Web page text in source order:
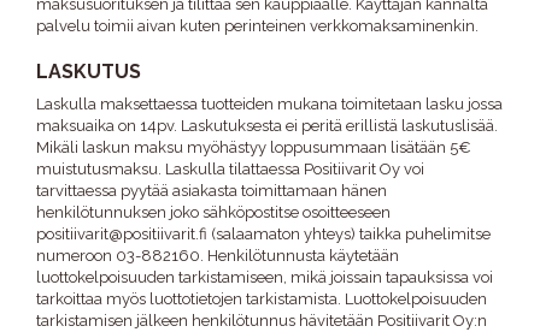
maksusuorituksen ja tilittää sen kauppiaalle. Käyttäjän kannalta
palvelu toimii aivan kuten perinteinen verkkomaksaminenkin.
LASKUTUS
Laskulla maksettaessa tuotteiden mukana toimitetaan lasku jossa
maksuaika on 14pv. Laskutuksesta ei peritä erillistä laskutuslisää.
Mikäli laskun maksu myöhästyy loppusummaan lisätään 5€
muistutusmaksu. Laskulla tilattaessa Positiivarit Oy voi
tarvittaessa pyytää asiakasta toimittamaan hänen
henkilötunnuksen joko sähköpostitse osoitteeseen
positiivarit@positiivarit.fi (salaamaton yhteys) taikka puhelimitse
numeroon 03-882160. Henkilötunnusta käytetään
luottokelpoisuuden tarkistamiseen, mikä joissain tapauksissa voi
tarkoittaa myös luottotietojen tarkistamista. Luottokelpoisuuden
tarkistamisen jälkeen henkilötunnus hävitetään Positiivarit Oy:n